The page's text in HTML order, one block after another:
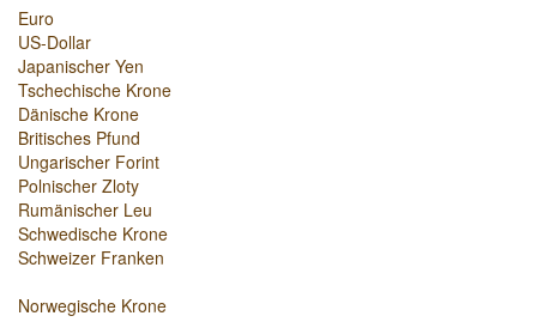
Euro
US-Dollar
Japanischer Yen
Tschechische Krone
Dänische Krone
Britisches Pfund
Ungarischer Forint
Polnischer Zloty
Rumänischer Leu
Schwedische Krone
Schweizer Franken
Norwegische Krone